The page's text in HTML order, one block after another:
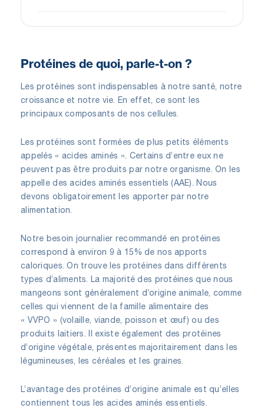
Protéines de quoi, parle-t-on ?
Les protéines sont indispensables à notre santé, notre
croissance et notre vie. En effet, ce sont les
principaux composants de nos cellules.
Les protéines sont formées de plus petits éléments
appelés « acides aminés ». Certains d’entre eux ne
peuvent pas être produits par notre organisme. On les
appelle des acides aminés essentiels (AAE). Nous
devons obligatoirement les apporter par notre
alimentation.
Notre besoin journalier recommandé en protéines
correspond à environ 9 à 15% de nos apports
caloriques. On trouve les protéines dans différents
types d’aliments. La majorité des protéines que nous
mangeons sont généralement d’origine animale, comme
celles qui viennent de la famille alimentaire des
« VVPO » (volaille, viande, poisson et œuf) ou des
produits laitiers. Il existe également des protéines
d’origine végétale, présentes majoritairement dans les
légumineuses, les céréales et les graines.
L’avantage des protéines d’origine animale est qu’elles
contiennent tous les acides aminés essentiels.